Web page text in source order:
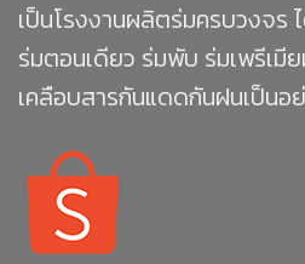
เป็นโรงงานผลิตร่มครบวงจร
ร่มตอนเดียว ร่มพับ ร่มเพรีเมี
เคลือบสารกันแดดกันฝนเป็นอ